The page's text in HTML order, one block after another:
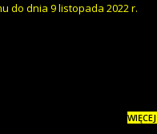
do dnia 9 listopada 2022 r.